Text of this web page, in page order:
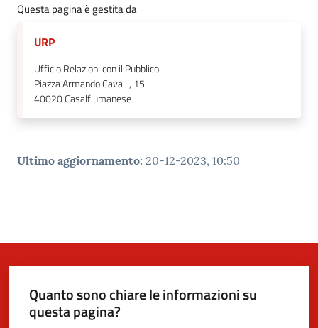
Questa pagina è gestita da
URP
Ufficio Relazioni con il Pubblico
Piazza Armando Cavalli, 15
40020Casalfiumanese
Ultimo aggiornamento: 20-12-2023, 10:50
Quanto sono chiare le informazioni su
questa pagina?